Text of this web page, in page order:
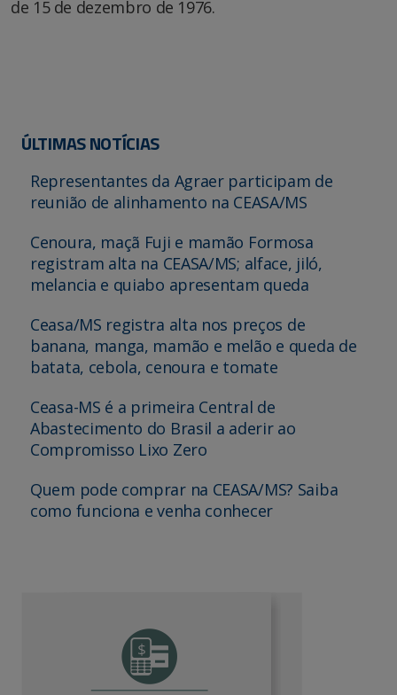
de 15 de dezembro de 1976.
ÚLTIMAS NOTÍCIAS
Representantes da Agraer participam de
reunião de alinhamento na CEASA/MS
Cenoura, maçã Fuji e mamão Formosa
registram alta na CEASA/MS; alface, jiló,
melancia e quiabo apresentam queda
Ceasa/MS registra alta nos preços de
banana, manga, mamão e melão e queda de
batata, cebola, cenoura e tomate
Ceasa-MS é a primeira Central de
Abastecimento do Brasil a aderir ao
Compromisso Lixo Zero
Quem pode comprar na CEASA/MS? Saiba
como funciona e venha conhecer